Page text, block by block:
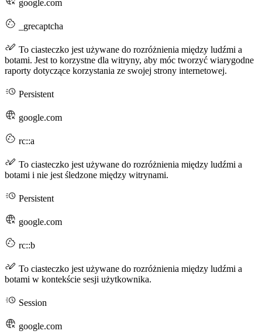
google.com
_grecaptcha
To ciasteczko jest używane do rozróżnienia między ludźmi a
botami. Jest to korzystne dla witryny, aby móc tworzyć wiarygodne
raporty dotyczące korzystania ze swojej strony internetowej.
Persistent
google.com
rc::a
To ciasteczko jest używane do rozróżnienia między ludźmi a
botami i nie jest śledzone między witrynami.
Persistent
google.com
rc::b
To ciasteczko jest używane do rozróżnienia między ludźmi a
botami w kontekście sesji użytkownika.
Session
google.com